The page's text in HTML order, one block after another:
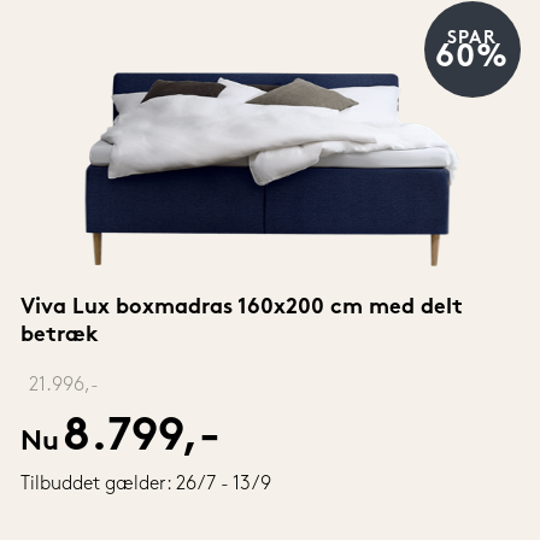
Viva Lux boxmadras 160x200 cm med delt
betræk
21.996,-
Nu 8.799,-
Tilbuddet gælder: 26/7 - 13/9
SPAR
60%